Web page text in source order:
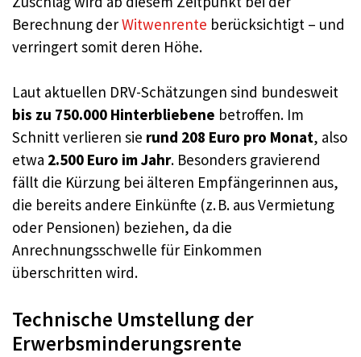
Berechnung derWitwenrente berücksichtigt – und
verringert somit deren Höhe.
Laut aktuellen DRV-Schätzungen sind bundesweit
bis zu 750.000 Hinterbliebene betroffen. Im
Schnitt verlieren sie rund 208 Euro pro Monat, also
etwa 2.500 Euro im Jahr. Besonders gravierend
fällt die Kürzung bei älteren Empfängerinnen aus,
die bereits andere Einkünfte (z. B. aus Vermietung
oder Pensionen) beziehen, da die
Anrechnungsschwelle für Einkommen
überschritten wird.
Technische Umstellung der
Erwerbsminderungsrente